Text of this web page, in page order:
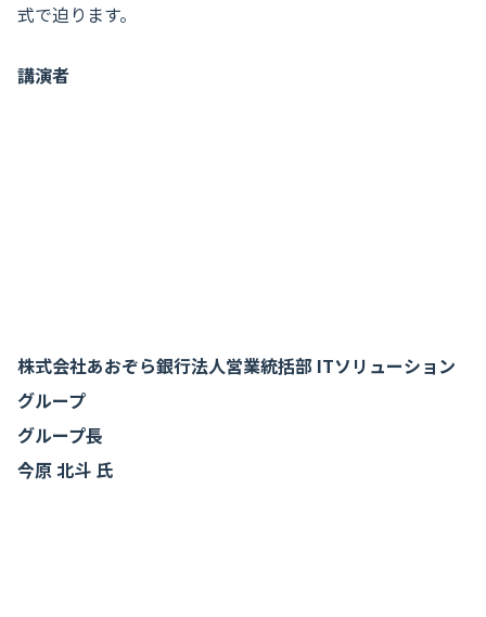
式で迫ります。
講演者
株式会社あおぞら銀行法人営業統括部 ITソリューション
グループ
グループ長
今原 北斗 氏